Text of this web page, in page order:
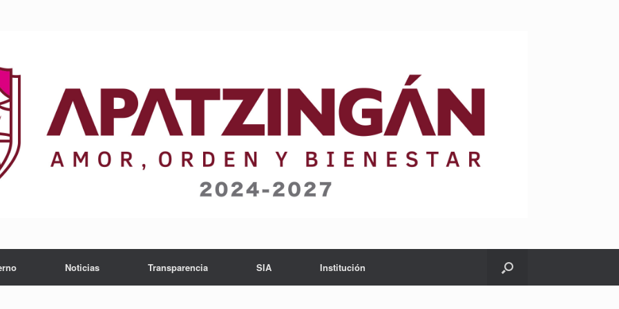
Noticias Transparencia SIA Institución